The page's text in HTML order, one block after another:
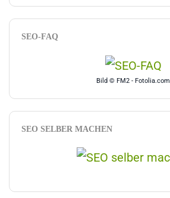
SEO-FAQ
Bild © FM2 - Fotolia.com
SEO SELBER MACHEN